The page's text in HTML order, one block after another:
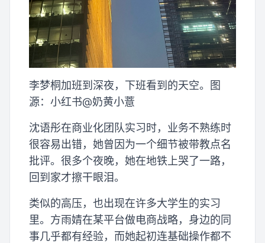
李梦桐加班到深夜，下班看到的天空。图
源：小红书@奶黄小薏
沈语彤在商业化团队实习时，业务不熟练时
很容易出错，她曾因为一个细节被带教点名
批评。很多个夜晚，她在地铁上哭了一路，
回到家才擦干眼泪。
类似的高压，也出现在许多大学生的实习
里。方雨婧在某平台做电商战略，身边的同
事几乎都有经验，而她起初连基础操作都不